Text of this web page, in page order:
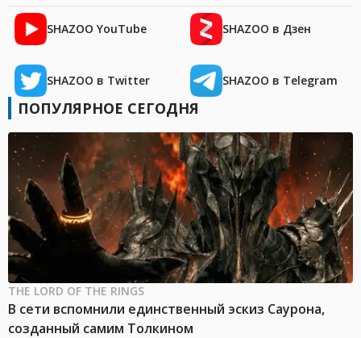
SHAZOO YouTube SHAZOO в Дзен
SHAZOO в Twitter SHAZOO в Telegram
ПОПУЛЯРНОЕ СЕГОДНЯ
THE LORD OF THE RINGS
В сети вспомнили единственный эскиз Саурона,
созданный самим Толкином